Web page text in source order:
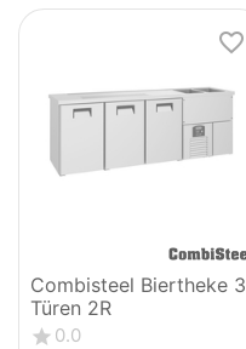
Combisteel Biertheke 3
Türen 2R
0.0